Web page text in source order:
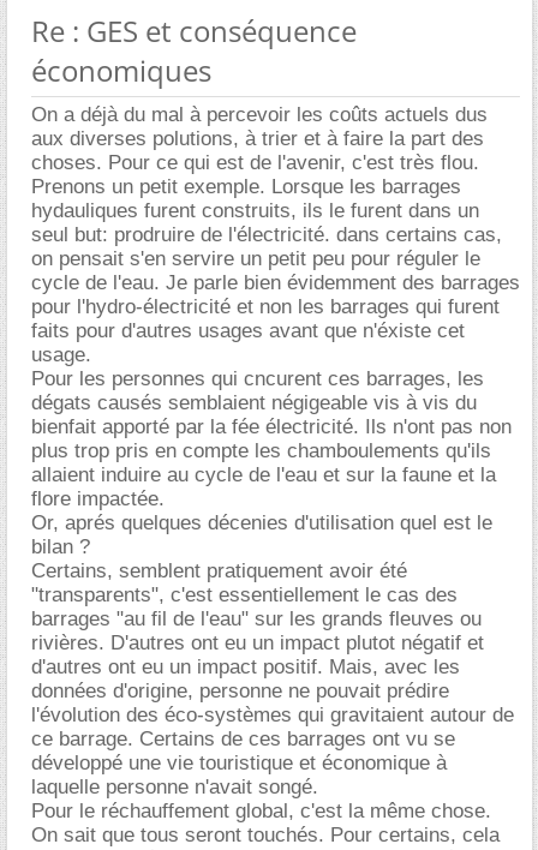
Re : GES et conséquence
économiques
On a déjà du mal à percevoir les coûts actuels dus
aux diverses polutions, à trier et à faire la part des
choses. Pour ce qui est de l'avenir, c'est très flou.
Prenons un petit exemple. Lorsque les barrages
hydauliques furent construits, ils le furent dans un
seul but: prodruire de l'électricité. dans certains cas,
on pensait s'en servire un petit peu pour réguler le
cycle de l'eau. Je parle bien évidemment des barrages
pour l'hydro-électricité et non les barrages qui furent
faits pour d'autres usages avant que n'éxiste cet
usage.
Pour les personnes qui cncurent ces barrages, les
dégats causés semblaient négigeable vis à vis du
bienfait apporté par la fée électricité. Ils n'ont pas non
plus trop pris en compte les chamboulements qu'ils
allaient induire au cycle de l'eau et sur la faune et la
flore impactée.
Or, aprés quelques décenies d'utilisation quel est le
bilan ?
Certains, semblent pratiquement avoir été
"transparents", c'est essentiellement le cas des
barrages "au fil de l'eau" sur les grands fleuves ou
rivières. D'autres ont eu un impact plutot négatif et
d'autres ont eu un impact positif. Mais, avec les
données d'origine, personne ne pouvait prédire
l'évolution des éco-systèmes qui gravitaient autour de
ce barrage. Certains de ces barrages ont vu se
développé une vie touristique et économique à
laquelle personne n'avait songé.
Pour le réchauffement global, c'est la même chose.
On sait que tous seront touchés. Pour certains, cela